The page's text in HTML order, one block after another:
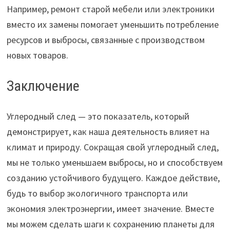
Например, ремонт старой мебели или электроники
вместо их замены помогает уменьшить потребление
ресурсов и выбросы, связанные с производством
новых товаров.
Заключение
Углеродный след — это показатель, который
демонстрирует, как наша деятельность влияет на
климат и природу. Сокращая свой углеродный след,
мы не только уменьшаем выбросы, но и способствуем
созданию устойчивого будущего. Каждое действие,
будь то выбор экологичного транспорта или
экономия электроэнергии, имеет значение. Вместе
мы можем сделать шаги к сохранению планеты для